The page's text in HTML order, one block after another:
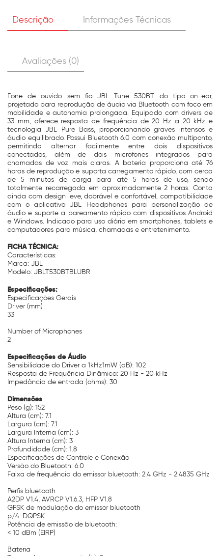
Descrição Informações Técnicas
Avaliações (0)
Fone de ouvido sem fio JBL Tune 530BT do tipo on-ear,
projetado para reprodução de áudio via Bluetooth com foco em
mobilidade e autonomia prolongada. Equipado com drivers de
33 mm, oferece resposta de frequência de 20 Hz a 20 kHz e
tecnologia JBL Pure Bass, proporcionando graves intensos e
áudio equilibrado. Possui Bluetooth 6.0 com conexão multiponto,
permitindo alternar facilmente entre dois dispositivos
conectados, além de dois microfones integrados para
chamadas de voz mais claras. A bateria proporciona até 76
horas de reprodução e suporta carregamento rápido, com cerca
de 5 minutos de carga para até 5 horas de uso, sendo
totalmente recarregada em aproximadamente 2 horas. Conta
ainda com design leve, dobrável e confortável, compatibilidade
com o aplicativo JBL Headphones para personalização de
áudio e suporte a pareamento rápido com dispositivos Android
e Windows. Indicado para uso diário em smartphones, tablets e
computadores para música, chamadas e entretenimento.
FICHA TÉCNICA:
Características:
Marca: JBL
Modelo: JBLT530BTBLUBR
Especificações:
Especificações Gerais
Driver (mm)
33
Number of Microphones
2
Especificações de Áudio
Sensibilidade do Driver a 1kHz1mW (dB): 102
Resposta de Frequência Dinâmica: 20 Hz - 20 kHz
Impedância de entrada (ohms): 30
Dimensões
Peso (g): 152
Altura (cm): 7.1
Largura (cm): 7.1
Largura Interna (cm): 3
Altura Interna (cm): 3
Profundidade (cm): 1.8
Especificações de Controle e Conexão
Versão do Bluetooth: 6.0
Faixa de frequência do emissor bluetooth: 2.4 GHz - 2.4835 GHz
Perfis bluetooth
A2DP V1.4, AVRCP V1.6.3, HFP V1.8
GFSK de modulação do emissor bluetooth
p/4-DQPSK
Potência de emissão de bluetooth:
< 10 dBm (EIRP)
Bateria